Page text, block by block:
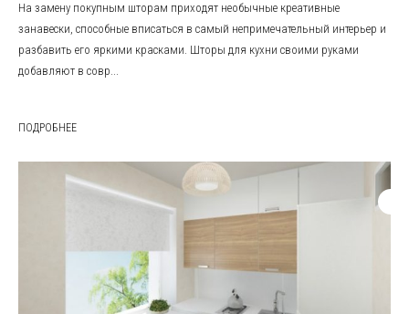
На замену покупным шторам приходят необычные креативные
занавески, способные вписаться в самый непримечательный интерьер и
разбавить его яркими красками. Шторы для кухни своими руками
добавляют в совр...
ПОДРОБНЕЕ